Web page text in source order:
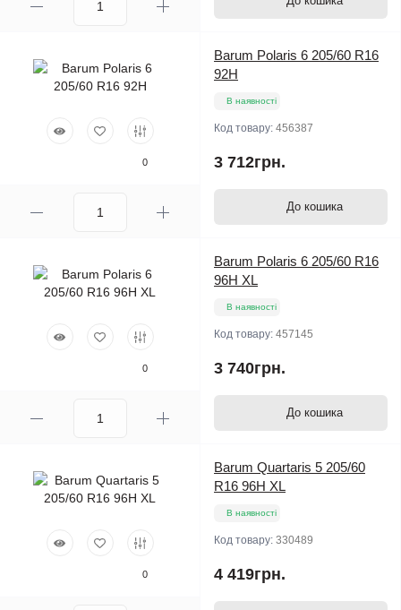
0
Barum Polaris 6 205/60 R16
92H
В наявності
Код товару: 456387
3 712грн.
До кошика
0
Barum Polaris 6 205/60 R16
96H XL
В наявності
Код товару: 457145
3 740грн.
До кошика
0
Barum Quartaris 5 205/60
R16 96H XL
В наявності
Код товару: 330489
4 419грн.